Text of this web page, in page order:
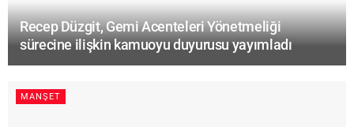
Recep Düzgit, Gemi Acenteleri Yönetmeliği
sürecine ilişkin kamuoyu duyurusu yayımladı
MANŞET